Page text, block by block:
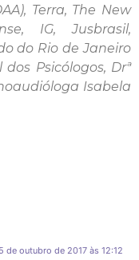
Terra, The New
IG, Jusbrasil,
do Rio de Janeiro
Psicólogos, Drª
Isabela
de outubro de 2017 às 12:12